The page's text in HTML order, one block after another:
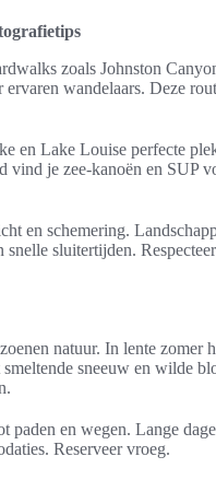
zoals Johnston
wandelaars. Deze
en Lake Louise perfecte
vind je zee-kanoën en SUP
en schemering.
sluitertijden.
natuur. In lente zomer
sneeuw en wilde
paden en wegen. Lange
Reserveer vroeg.